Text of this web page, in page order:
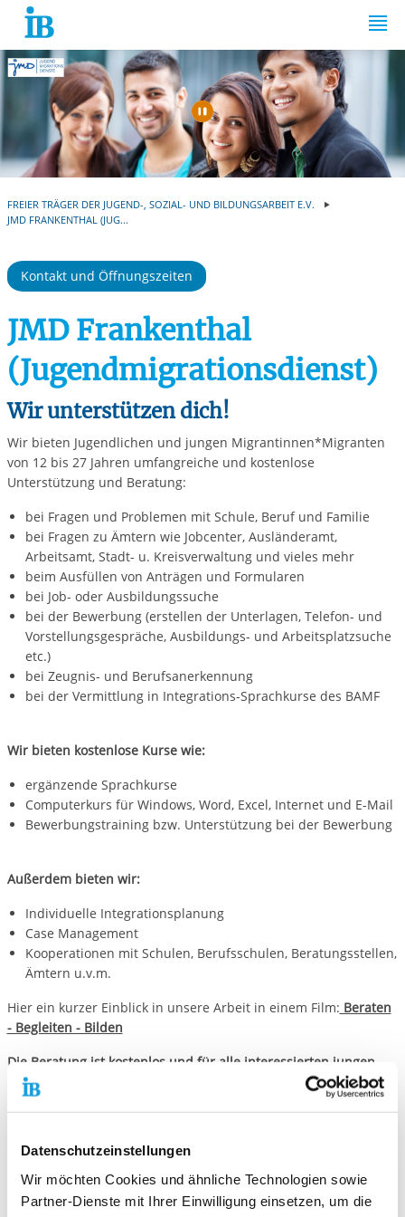
Datenschutzeinstellungen
Wir möchten Cookies und ähnliche Technologien sowie
Partner-Dienste mit Ihrer Einwilligung einsetzen, um die
Springe zum Inhalt
Automatische
FREIER TRÄGER DER JUGEND-, SOZIAL- UND BILDUNGSARBEIT E.V.
JMD FRANKENTHAL (JUG...
Kontakt und Öffnungszeiten
JMD Frankenthal
(Jugendmigrationsdienst)
Wir unterstützen dich!
Wir bieten Jugendlichen und jungen Migrantinnen*Migranten
von 12 bis 27 Jahren umfangreiche und kostenlose
Unterstützung und Beratung:
bei Fragen und Problemen mit Schule, Beruf und Familie
bei Fragen zu Ämtern wie Jobcenter, Ausländeramt,
Arbeitsamt, Stadt- u. Kreisverwaltung und vieles mehr
beim Ausfüllen von Anträgen und Formularen
bei Job- oder Ausbildungssuche
bei der Bewerbung (erstellen der Unterlagen, Telefon- und
Vorstellungsgespräche, Ausbildungs- und Arbeitsplatzsuche
etc.)
bei Zeugnis- und Berufsanerkennung
bei der Vermittlung in Integrations-Sprachkurse des BAMF
Wir bieten kostenlose Kurse wie:
ergänzende Sprachkurse
Computerkurs für Windows, Word, Excel, Internet und E-Mail
Bewerbungstraining bzw. Unterstützung bei der Bewerbung
Außerdem bieten wir:
Individuelle Integrationsplanung
Case Management
Kooperationen mit Schulen, Berufsschulen, Beratungsstellen,
Ämtern u.v.m.
Hier ein kurzer Einblick in unsere Arbeit in einem Film: Beraten
- Begleiten - Bilden
Die Beratung ist kostenlos und für alle interessierten jungen
Menschen offen.
Mo 12:00 - 16:00 Uhr
Do 15:00 - 17:00 Uhr
und nach Vereinbarung
Bitte vereinbaren Sie unbedingt einen Termin!